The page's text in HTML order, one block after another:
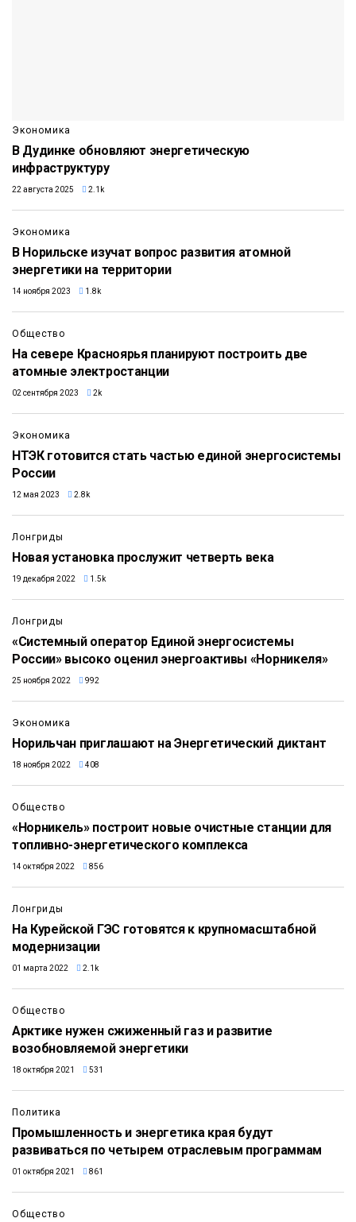
Экономика
В Дудинке обновляют энергетическую
инфраструктуру
22 августа 2025 2.1k
Экономика
В Норильске изучат вопрос развития атомной
энергетики на территории
14 ноября 2023 1.8k
Общество
На севере Красноярья планируют построить две
атомные электростанции
02 сентября 2023 2k
Экономика
НТЭК готовится стать частью единой энергосистемы
России
12 мая 2023 2.8k
Лонгриды
Новая установка прослужит четверть века
19 декабря 2022 1.5k
Лонгриды
«Системный оператор Единой энергосистемы
России» высоко оценил энергоактивы «Норникеля»
25 ноября 2022 992
Экономика
Норильчан приглашают на Энергетический диктант
18 ноября 2022 408
Общество
«Норникель» построит новые очистные станции для
топливно-энергетического комплекса
14 октября 2022 856
Лонгриды
На Курейской ГЭС готовятся к крупномасштабной
модернизации
01 марта 2022 2.1k
Общество
Арктике нужен сжиженный газ и развитие
возобновляемой энергетики
18 октября 2021 531
Политика
Промышленность и энергетика края будут
развиваться по четырем отраслевым программам
01 октября 2021 861
Общество